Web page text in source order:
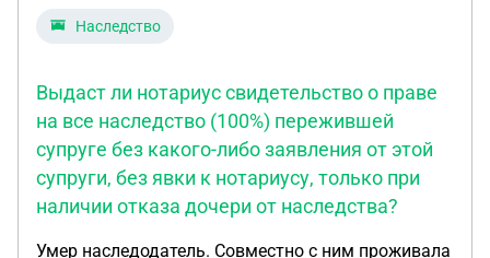
Наследство
Выдаст ли нотариус свидетельство о праве
на все наследство (100%) пережившей
супруге без какого-либо заявления от этой
супруги, без явки к нотариусу, только при
наличии отказа дочери от наследства?
Умер наследодатель. Совместно с ним проживала